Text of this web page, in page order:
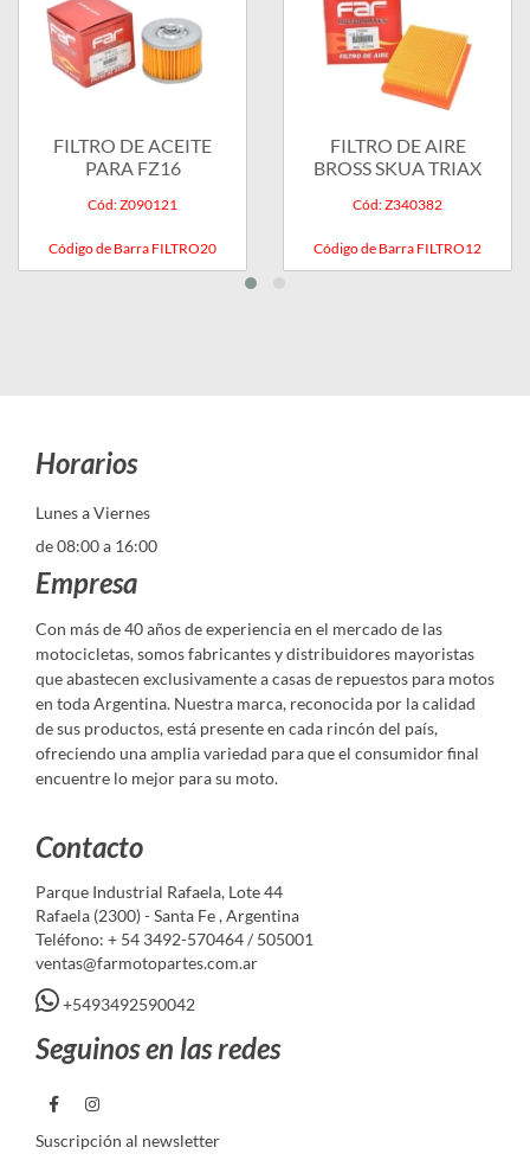
FILTRO DE ACEITE
PARA FZ16
Cód: Z090121
Código de Barra FILTRO20
FILTRO DE AIRE
BROSS SKUA TRIAX
Cód: Z340382
Código de Barra FILTRO12
Horarios
Lunes a Viernes
de 08:00 a 16:00
Empresa
Con más de 40 años de experiencia en el mercado de las
motocicletas, somos fabricantes y distribuidores mayoristas
que abastecen exclusivamente a casas de repuestos para motos
en toda Argentina. Nuestra marca, reconocida por la calidad
de sus productos, está presente en cada rincón del país,
ofreciendo una amplia variedad para que el consumidor final
encuentre lo mejor para su moto.
Contacto
Parque Industrial Rafaela, Lote 44
Rafaela (2300) - Santa Fe , Argentina
Teléfono: + 54 3492-570464 / 505001
ventas@farmotopartes.com.ar
+5493492590042
Seguinos en las redes
Suscripción al newsletter